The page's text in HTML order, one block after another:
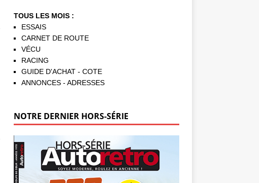
TOUS LES MOIS :
ESSAIS
CARNET DE ROUTE
VÉCU
RACING
GUIDE D'ACHAT - COTE
ANNONCES - ADRESSES
NOTRE DERNIER HORS-SÉRIE